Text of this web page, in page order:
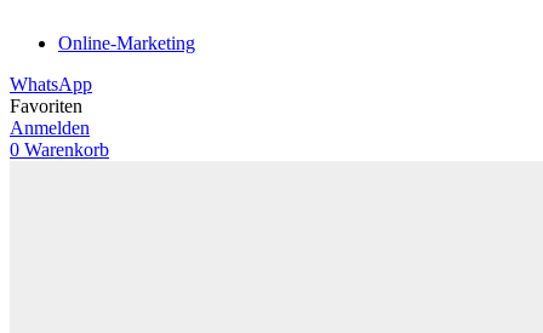
Online-Marketing
WhatsApp
Favoriten
Anmelden
0 Warenkorb